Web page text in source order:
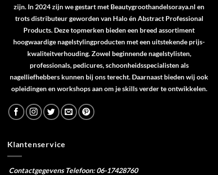
zijn. In 2024 zijn we gestart met Beautygroothandelsoraya.nl en
trots distributeur geworden van HaloénAbstract Professional
Products. Deze topmerken bieden een breed assortiment
hoogwaardige nagelstylingproducten met een uitstekende prijs-
kwaliteitverhouding. Zowel beginnende nagelstylisten,
professionals, pedicures, schoonheidsspecialisten als
nagelliefhebbers kunnen bij ons terecht. Daarnaast bieden wij ook
opleidingen en workshops aan om je skills verder te ontwikkelen.
Klantenservice
ContactgegevensTelefoon: 06-17428760